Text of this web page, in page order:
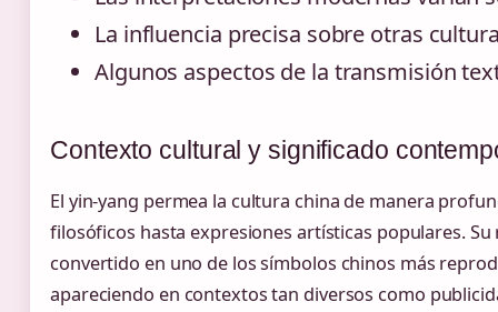
La influencia precisa sobre otras
Algunos aspectos de la transmisión
Contexto cultural y significado
El yin-yang permea la cultura china de manera
filosóficos hasta expresiones artísticas populares.
convertido en uno de los símbolos chinos más
apareciendo en contextos tan diversos como